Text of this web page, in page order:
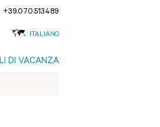
+39.070.513489
ITALIANO
DI VACANZA